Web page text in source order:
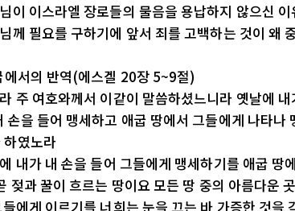
이 이스라엘 장로들의 물음을 용납하지 않으신
께 필요를 구하기에 앞서 죄를 고백하는 것이 왜
서의 반역(에스겔 20장 5~9절)
주 여호와께서 이같이 말씀하셨느니라 옛날에
손을 들어 맹세하고 애굽 땅에서 그들에게 나타
하였노라
내가 내 손을 들어 그들에게 맹세하기를 애굽 땅
젖과 꿀이 흐르는 땅이요 모든 땅 중의 아름다운
에게 이르기를 너희는 눈을 끄는 바 가증한 것을